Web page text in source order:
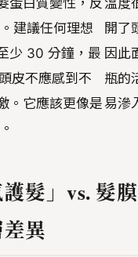
蛋白質變性，反
建議任何理想
少 30 分鐘，最
皮不應感到不
。它應該更像是
溫度
開了
因此
瓶的
易滲
髮」vs. 髮
異